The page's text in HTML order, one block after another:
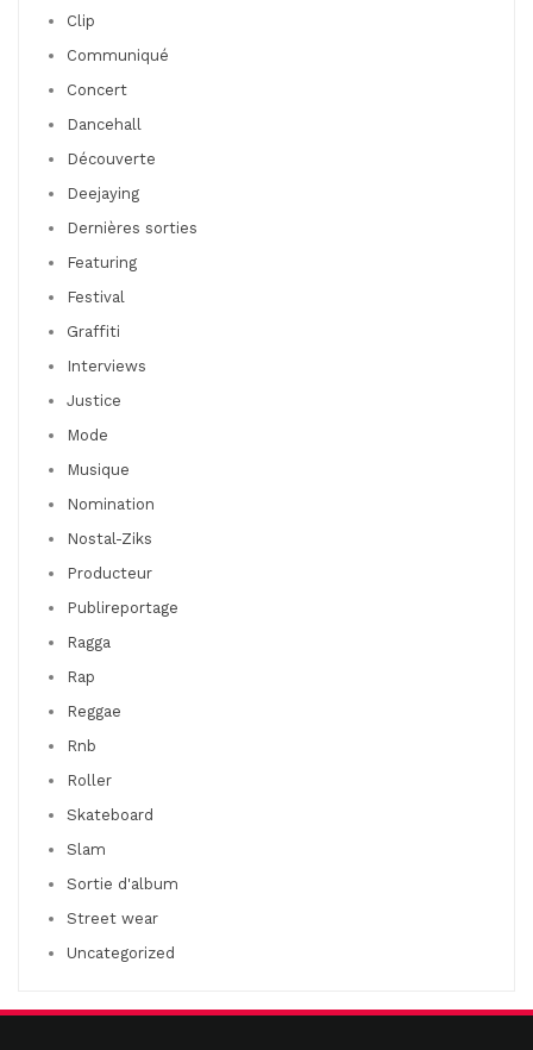
Clip
Communiqué
Concert
Dancehall
Découverte
Deejaying
Dernières sorties
Featuring
Festival
Graffiti
Interviews
Justice
Mode
Musique
Nomination
Nostal-Ziks
Producteur
Publireportage
Ragga
Rap
Reggae
Rnb
Roller
Skateboard
Slam
Sortie d'album
Street wear
Uncategorized